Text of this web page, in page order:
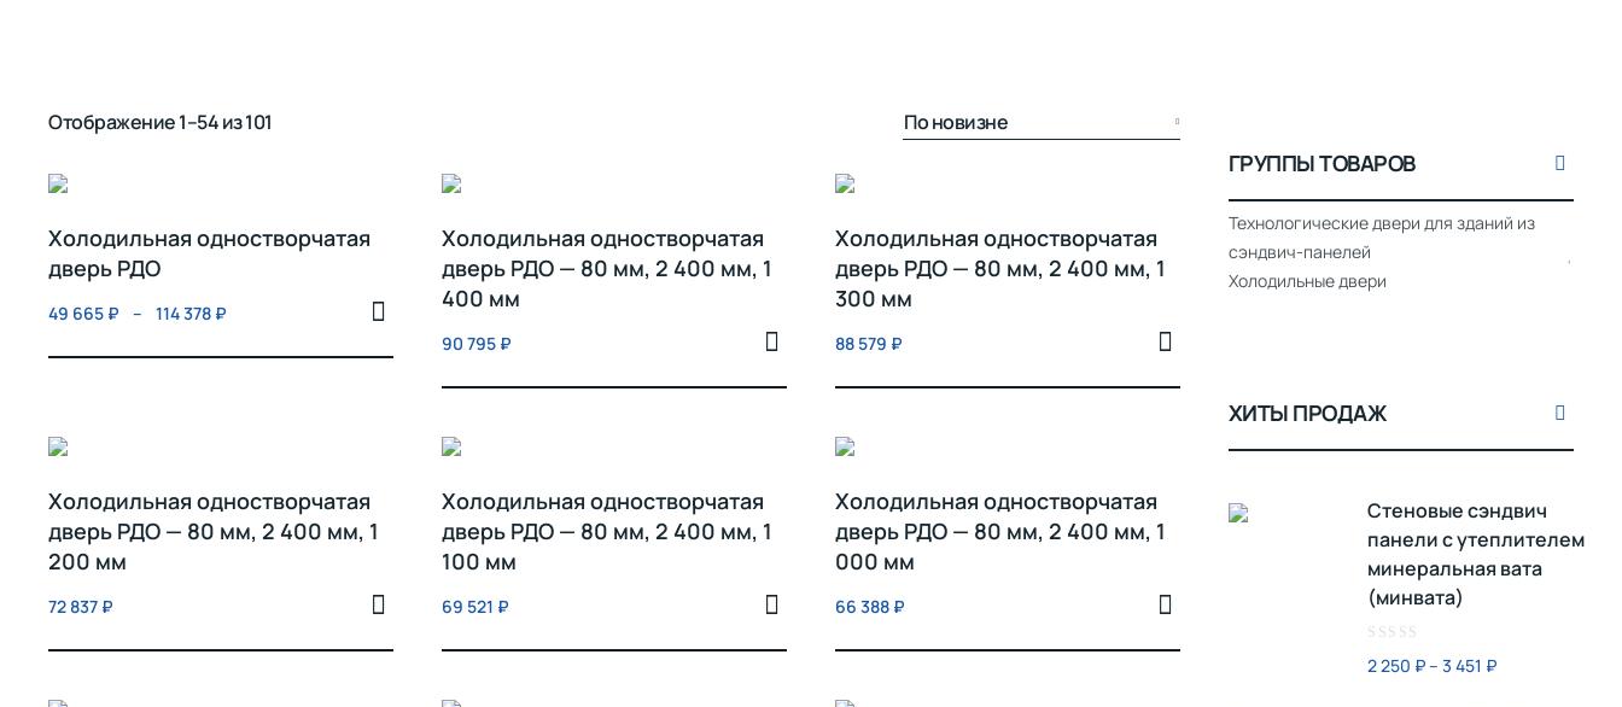
Отображение 1–54 из 101
Холодильная одностворчатая
дверь РДО
49 665 ₽ – 114 378 ₽
Холодильная одностворчатая
дверь РДО — 80 мм, 2 400 мм, 1
400 мм
90 795 ₽
Холодильная одностворчатая
дверь РДО — 80 мм, 2 400 мм, 1
300 мм
88 579 ₽
Холодильная одностворчатая
дверь РДО — 80 мм, 2 400 мм, 1
200 мм
72 837 ₽
Холодильная одностворчатая
дверь РДО — 80 мм, 2 400 мм, 1
100 мм
69 521 ₽
Холодильная одностворчатая
дверь РДО — 80 мм, 2 400 мм, 1
000 мм
66 388 ₽
ГРУППЫ ТОВАРОВ
Технологические двери для зданий из
сэндвич-панелей
Холодильные двери
ХИТЫ ПРОДАЖ
Стеновые сэндвич
панели с утеплителем
минеральная вата
(минвата)
2 250 ₽– 3 451 ₽
0